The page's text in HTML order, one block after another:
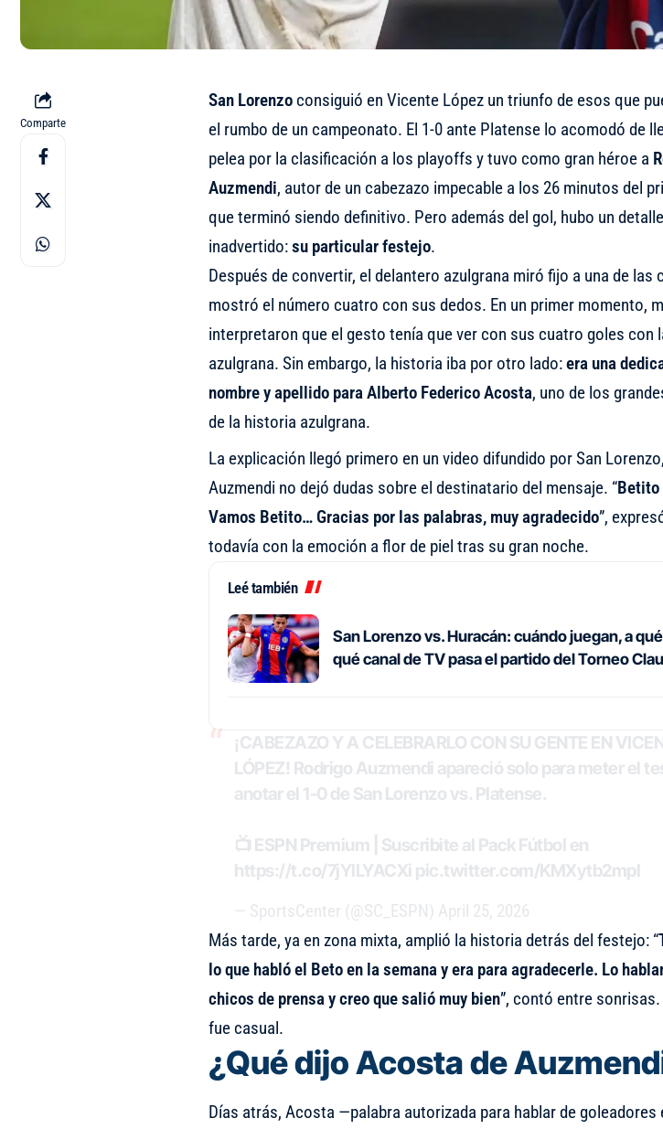
Comparte
San Lorenzo consiguió en Vicente López un triunfo de esos que
el rumbo de un campeonato. El 1-0 ante Platense lo acomodó de
pelea por la clasificación a los playoffs y tuvo como gran héroe a
Auzmendi, autor de un cabezazo impecable a los 26 minutos del
que terminó siendo definitivo. Pero además del gol, hubo un
inadvertido:su particular festejo.
Después de convertir, el delantero azulgrana miró fijo a una de las
mostró el número cuatro con sus dedos. En un primer momento,
interpretaron que el gesto tenía que ver con sus cuatro goles con
azulgrana. Sin embargo, la historia iba por otro lado:era una
nombre y apellido para Alberto Federico Acosta, uno de los
de la historia azulgrana.
La explicación llegó primero en un video difundido por San
Auzmendi no dejó dudas sobre el destinatario del mensaje. “Betito
Vamos Betito… Gracias por las palabras, muy agradecido”,
todavía con la emoción a flor de piel tras su gran noche.
Leé también
San Lorenzo vs. Huracán: cuándo juegan, a
qué canal de TV pasa el partido del Torneo
¡CABEZAZO Y A CELEBRARLO CON SU GENTE EN
LÓPEZ! Rodrigo Auzmendi apareció solo para meter el
anotar el 1-0 de San Lorenzo vs. Platense.
📺 ESPN Premium | Suscribite al Pack Fútbol en
https://t.co/7jYILYACXi pic.twitter.com/KMXytb2mpl
— SportsCenter (@SC_ESPN) April 25, 2026
Más tarde, ya en zona mixta, amplió la historia detrás del festejo: “
lo que habló el Beto en la semana y era para agradecerle. Lo
chicos de prensa y creo que salió muy bien”, contó entre sonrisas.
fue casual.
¿Qué dijo Acosta de
Días atrás, Acosta —palabra autorizada para hablar de goleadores